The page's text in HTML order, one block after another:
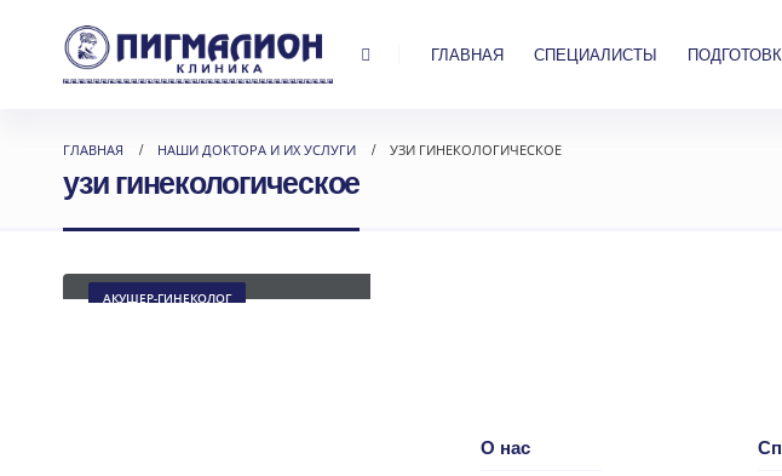
ГЛАВНАЯ СПЕЦИАЛИСТЫ
ГЛАВНАЯ НАШИ ДОКТОРА И ИХ УСЛУГИ УЗИ ГИНЕКОЛОГИЧЕСКОЕ
узи гинекологическое
АКУШЕР-ГИНЕКОЛОГ
О нас